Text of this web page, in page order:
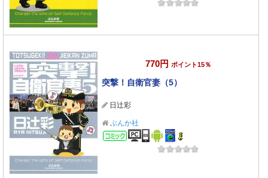
770円 ポイント15％
突撃！自衛官妻（5）
日辻彩
ぶんか社
コミック